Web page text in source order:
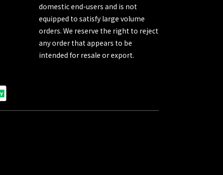
domestic end-users and is not
equipped to satisfy large volume
orders. We reserve the right to reject
any order that appears to be
intended for resale or export.